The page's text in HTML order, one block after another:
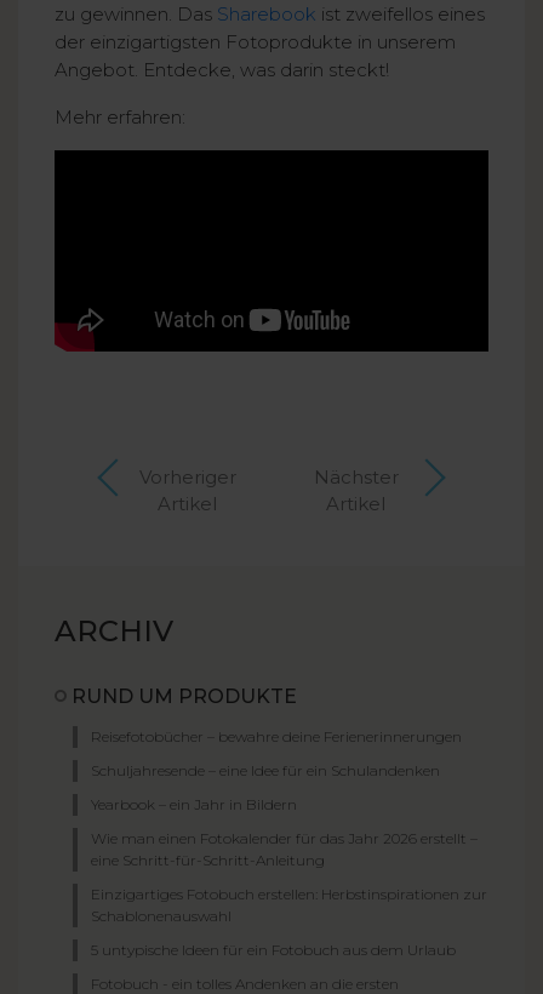
zu gewinnen. Das Sharebook ist zweifellos eines
der einzigartigsten Fotoprodukte in unserem
Angebot. Entdecke, was darin steckt!
Mehr erfahren:
Vorheriger
Artikel
Nächster
Artikel
ARCHIV
RUND UM PRODUKTE
Reisefotobücher – bewahre deine Ferienerinnerungen
Schuljahresende – eine Idee für ein Schulandenken
Yearbook – ein Jahr in Bildern
Wie man einen Fotokalender für das Jahr 2026 erstellt –
eine Schritt-für-Schritt-Anleitung
Einzigartiges Fotobuch erstellen: Herbstinspirationen zur
Schablonenauswahl
5 untypische Ideen für ein Fotobuch aus dem Urlaub
Fotobuch - ein tolles Andenken an die ersten